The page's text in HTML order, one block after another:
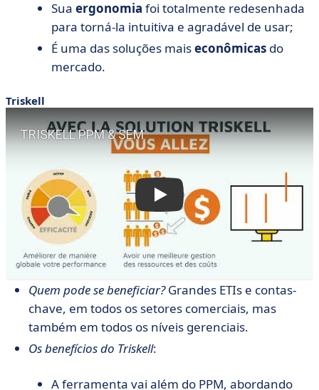
Sua ergonomia foi totalmente redesenhada
para torná-la intuitiva e agradável de usar;
É uma das soluções maiseconômicas do
mercado.
Triskell
Quem pode se beneficiar?Grandes ETIs e contas-
chave, em todos os setores comerciais, mas
também em todos os níveis gerenciais.
Os benefícios do Triskell:
A ferramenta vai além do PPM, abordando